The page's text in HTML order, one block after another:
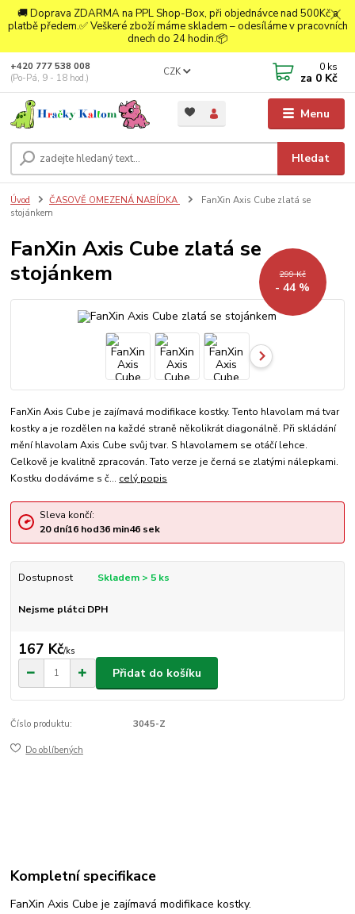
🚚 Doprava ZDARMA na PPL Shop-Box, při objednávce nad 500Kč a
platbě předem.✅ Veškeré zboží máme skladem – odesíláme v pracovních
dnech do 24 hodin.📦
Menu
CZK
Hledat
+420 777 538 008
(Po-Pá, 9 - 18 hod.)
0 ks
za 0 Kč
Úvod ČASOVĚ OMEZENÁ NABÍDKA
FanXin Axis Cube zlatá se
stojánkem
FanXin Axis Cube zlatá se
stojánkem
299 Kč
- 44 %
FanXin Axis Cube je zajímavá modifikace kostky. Tento hlavolam má tvar
kostky a je rozdělen na každé straně několikrát diagonálně. Při skládání
mění hlavolam Axis Cube svůj tvar. S hlavolamem se otáčí lehce.
Celkově je kvalitně zpracován. Tato verze je černá se zlatými nálepkami.
Kostku dodáváme s č... celý popis
Sleva končí:
20 dní16hod36min46sek
Dostupnost Skladem > 5 ks
Nejsme plátci DPH
167 Kč/ks
Přidat do košíku
Číslo produktu: 3045-Z
Do oblíbených
Kompletní specifikace
FanXin Axis Cube je zajímavá modifikace kostky.